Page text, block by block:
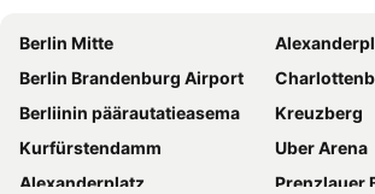
ibis Berlin Mitte
NH Berlin
Hilton Berlin
IntercityHotel
NH Collection Berlin Mitte am Checkpoint Charlie
Eurostars
MEININGER Hotel Berlin Hauptbahnhof
Hampton by
Dorint Kurfürstendamm Berlin
Novotel
Berlin Mitte
Berlin Brandenburg Airport
Berliinin päärautatieasema
Kreuzberg
Kurfürstendamm
Uber Arena
Alexanderplatz
Prenzlauer